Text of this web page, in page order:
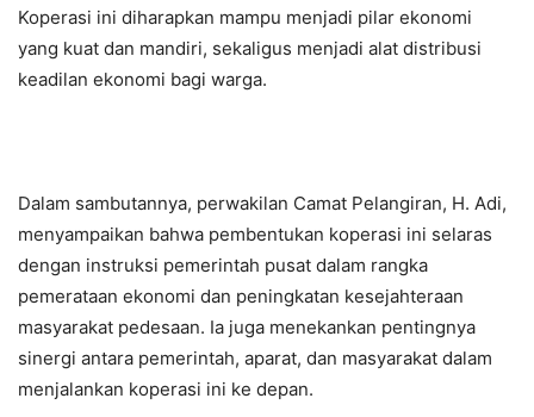
Koperasi ini diharapkan mampu menjadi pilar ekonomi
yang kuat dan mandiri, sekaligus menjadi alat distribusi
keadilan ekonomi bagi warga.
Dalam sambutannya, perwakilan Camat Pelangiran, H. Adi,
menyampaikan bahwa pembentukan koperasi ini selaras
dengan instruksi pemerintah pusat dalam rangka
pemerataan ekonomi dan peningkatan kesejahteraan
masyarakat pedesaan. Ia juga menekankan pentingnya
sinergi antara pemerintah, aparat, dan masyarakat dalam
menjalankan koperasi ini ke depan.